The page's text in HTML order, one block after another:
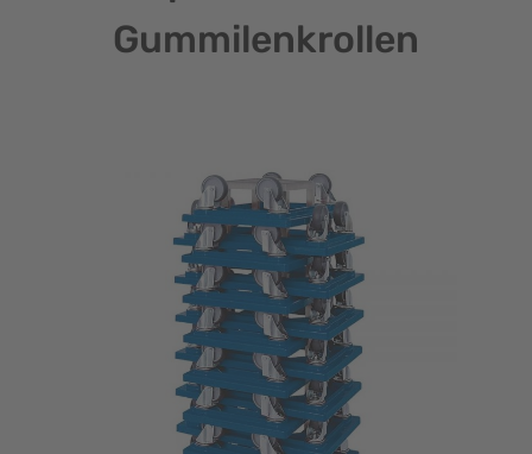
Gummilenkrollen